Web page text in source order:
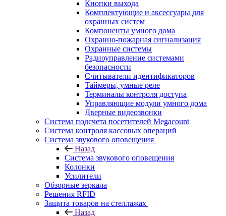
Кнопки выхода
Комплектующие и аксессуары для
охранных систем
Компоненты умного дома
Охранно-пожарная сигнализация
Охранные системы
Радиоуправление системами
безопасности
Считыватели идентификаторов
Таймеры, умные реле
Терминалы контроля доступа
Управляющие модули умного дома
Дверные видеозвонки
Система подсчета посетителей Megacount
Система контроля кассовых операций
Система звукового оповещения
Назад
Система звукового оповещения
Колонки
Усилители
Обзорные зеркала
Решения RFID
Защита товаров на стеллажах
Назад